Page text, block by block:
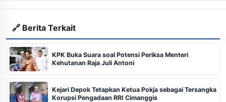
🔗 Berita Terkait
KPK Buka Suara soal Potensi Periksa Menteri
Kehutanan Raja Juli Antoni
Kejari Depok Tetapkan Ketua Pokja sebagai Tersangka
Korupsi Pengadaan RRI Cimanggis